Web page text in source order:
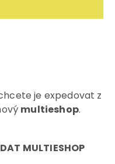
je expedovat z
multieshop.
MULTIESHOP